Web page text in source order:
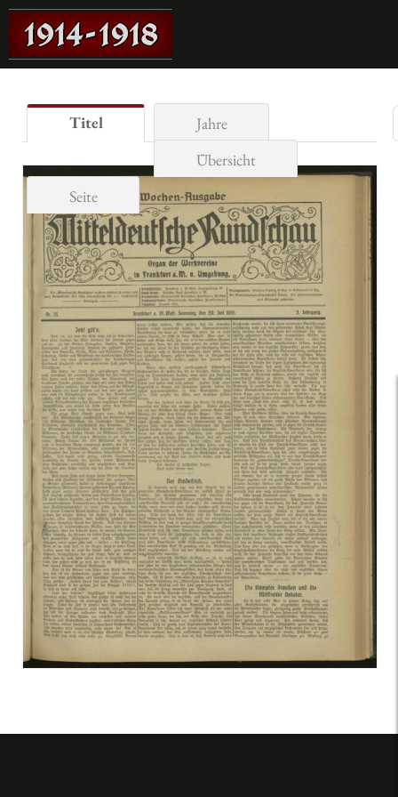
Titel
Jahre
Übersicht
Seite